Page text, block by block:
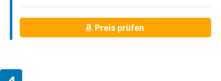
Preis prüfen